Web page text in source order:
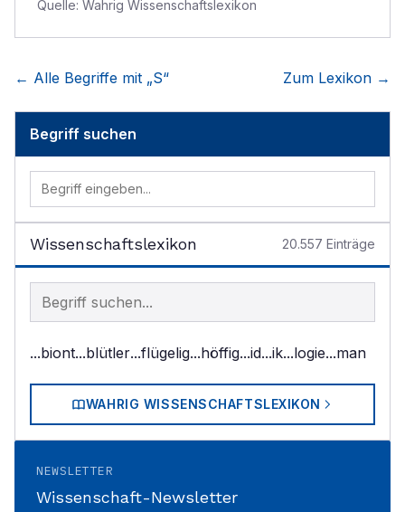
Quelle: Wahrig Wissenschaftslexikon
← Alle Begriffe mit „S“ Zum Lexikon →
Begriff suchen
Wissenschaftslexikon 20.557 Einträge
Begriff im Lexikon suchen
...biont...blütler...flügelig...höffig...id...ik...logie...man
WAHRIG WISSENSCHAFTSLEXIKON
NEWSLETTER
Wissenschaft-Newsletter